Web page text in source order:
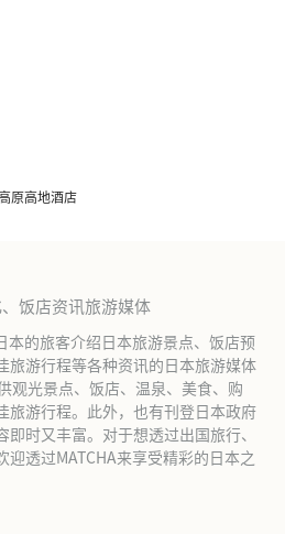
原高地酒店
饭店资讯旅游媒体
本的旅客介绍日本旅游景点、饭店预
旅游行程等各种资讯的日本旅游媒体
观光景点、饭店、温泉、美食、购
旅游行程。此外，也有刊登日本政府
时又丰富。对于想透过出国旅行、
透过MATCHA来享受精彩的日本之